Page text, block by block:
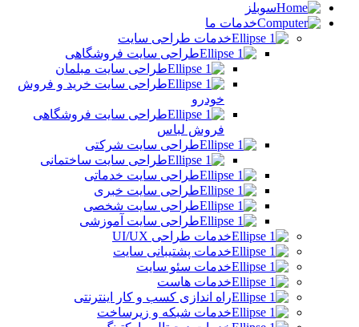
سوبلز
خدمات ما
خدمات طراحی سایت
طراحی سایت فروشگاهی
طراحی سایت مبلمان
طراحی سایت خرید و فروش
خودرو
طراحی سایت فروشگاهی
فروش لباس
طراحی سایت شرکتی
طراحی سایت ساختمانی
طراحی سایت خدماتی
طراحی سایت خبری
طراحی سایت شخصی
طراحی سایت آموزشی
خدمات طراحی UI/UX
خدمات پشتیبانی سایت
خدمات سئو سایت
خدمات هاست
راه اندازی کسب و کار اینترنتی
خدمات شبکه و زیرساخت